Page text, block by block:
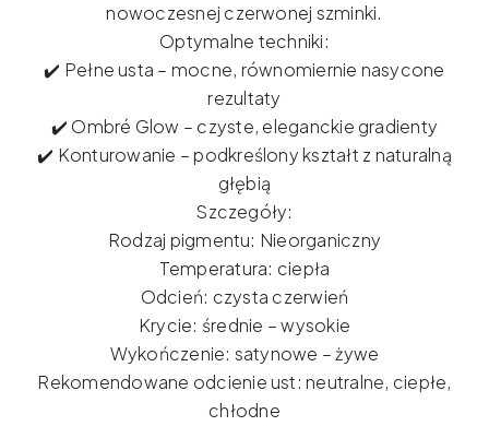
nowoczesnej czerwonej szminki.
Optymalne techniki:
✔️ Pełne usta – mocne, równomiernie nasycone
rezultaty
✔️ Ombré Glow – czyste, eleganckie gradienty
✔️ Konturowanie – podkreślony kształt z naturalną
głębią
Szczegóły:
Rodzaj pigmentu: Nieorganiczny
Temperatura: ciepła
Odcień: czysta czerwień
Krycie: średnie – wysokie
Wykończenie: satynowe – żywe
Rekomendowane odcienie ust: neutralne, ciepłe,
chłodne